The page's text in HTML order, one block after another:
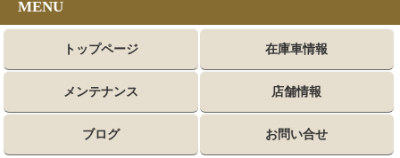
MENU
トップページ 在庫車情報
メンテナンス 店舗情報
ブログ お問い合せ